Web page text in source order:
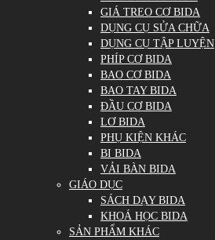
GIÁ TREO CƠ BIDA
DỤNG CỤ SỬA CHỮA
DỤNG CỤ TẬP LUYỆN
PHÍP CƠ BIDA
BAO CƠ BIDA
BAO TAY BIDA
ĐẦU CƠ BIDA
LƠ BIDA
PHỤ KIỆN KHÁC
BI BIDA
VẢI BÀN BIDA
GIÁO DỤC
SÁCH DẠY BIDA
KHOÁ HỌC BIDA
SẢN PHẨM KHÁC